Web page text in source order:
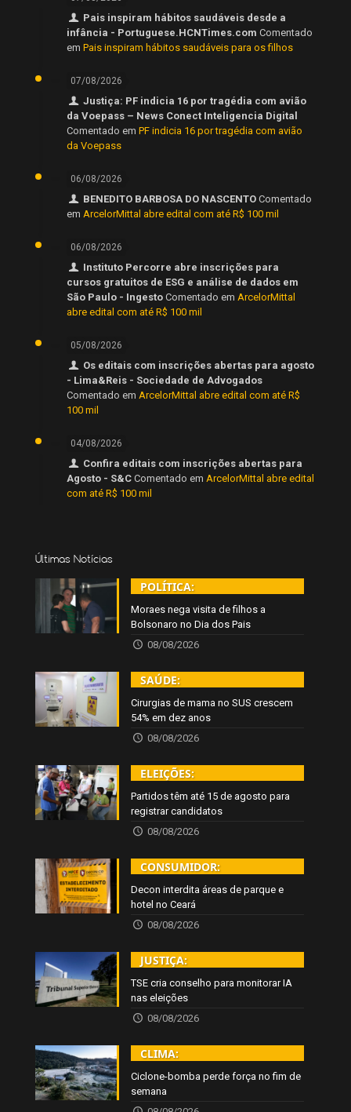
Pais inspiram hábitos saudáveis desde a
infância - Portuguese.HCNTimes.com Comentado
em Pais inspiram hábitos saudáveis para os filhos
07/08/2026
Justiça: PF indicia 16 por tragédia com avião
da Voepass – News Conect Inteligencia Digital
Comentado em PF indicia 16 por tragédia com avião
da Voepass
06/08/2026
BENEDITO BARBOSA DO NASCENTO Comentado
em ArcelorMittal abre edital com até R$ 100 mil
06/08/2026
Instituto Percorre abre inscrições para
cursos gratuitos de ESG e análise de dados em
São Paulo - Ingesto Comentado em ArcelorMittal
abre edital com até R$ 100 mil
05/08/2026
Os editais com inscrições abertas para agosto
- Lima&Reis - Sociedade de Advogados
Comentado em ArcelorMittal abre edital com até R$
100 mil
04/08/2026
Confira editais com inscrições abertas para
Agosto - S&C Comentado em ArcelorMittal abre edital
com até R$ 100 mil
Últimas Notícias
POLÍTICA:
Moraes nega visita de filhos a
Bolsonaro no Dia dos Pais
08/08/2026
SAÚDE:
Cirurgias de mama no SUS crescem
54% em dez anos
08/08/2026
ELEIÇÕES:
Partidos têm até 15 de agosto para
registrar candidatos
08/08/2026
CONSUMIDOR:
Decon interdita áreas de parque e
hotel no Ceará
08/08/2026
JUSTIÇA:
TSE cria conselho para monitorar IA
nas eleições
08/08/2026
CLIMA:
Ciclone-bomba perde força no fim de
semana